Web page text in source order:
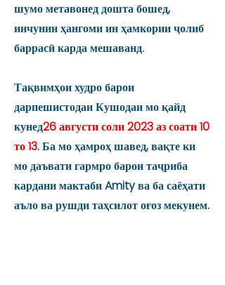
шумо метавонед дошта бошед,
инчунин ҳангоми ин ҳамкории ҷолиб
баррасӣ карда мешаванд.
Тақвимҳои худро барои
дарпешистодаи Кушодаи мо қайд
кунед26 августи соли 2023 аз соати 10
то 13. Ба мо ҳамроҳ шавед, вақте ки
мо даъвати гармро барои таҷриба
кардани мактаби Amity ва ба саёҳати
аъло ва рушди таҳсилот оғоз мекунем.